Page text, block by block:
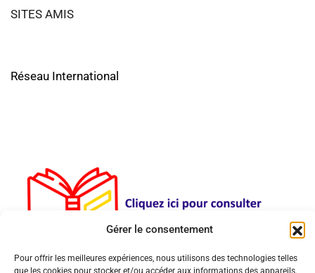
Gérer le consentement
Pour offrir les meilleures expériences, nous utilisons des technologies telles
que les cookies pour stocker et/ou accéder aux informations des appareils.
SITES AMIS
Réseau International